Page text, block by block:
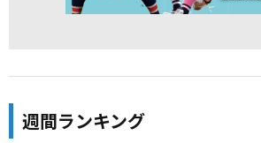
週間ランキング